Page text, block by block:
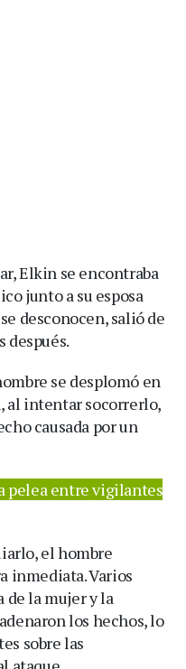
Elkin se encontraba
junto a su esposa
desconocen, salió de
después.
se desplomó en
al intentar socorrerlo,
causada por un
pelea entre vigilantes
el hombre
inmediata. Varios
la mujer y la
los hechos, lo
sobre las